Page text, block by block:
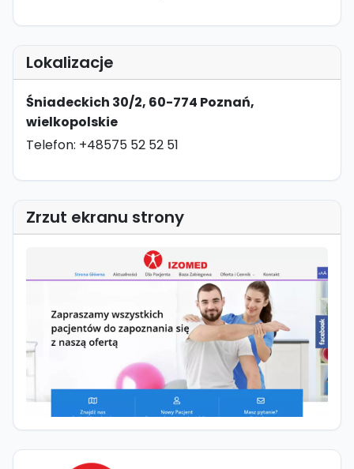
Lokalizacje
Śniadeckich 30/2, 60-774 Poznań,
wielkopolskie
Telefon: +48575 52 52 51
Zrzut ekranu strony